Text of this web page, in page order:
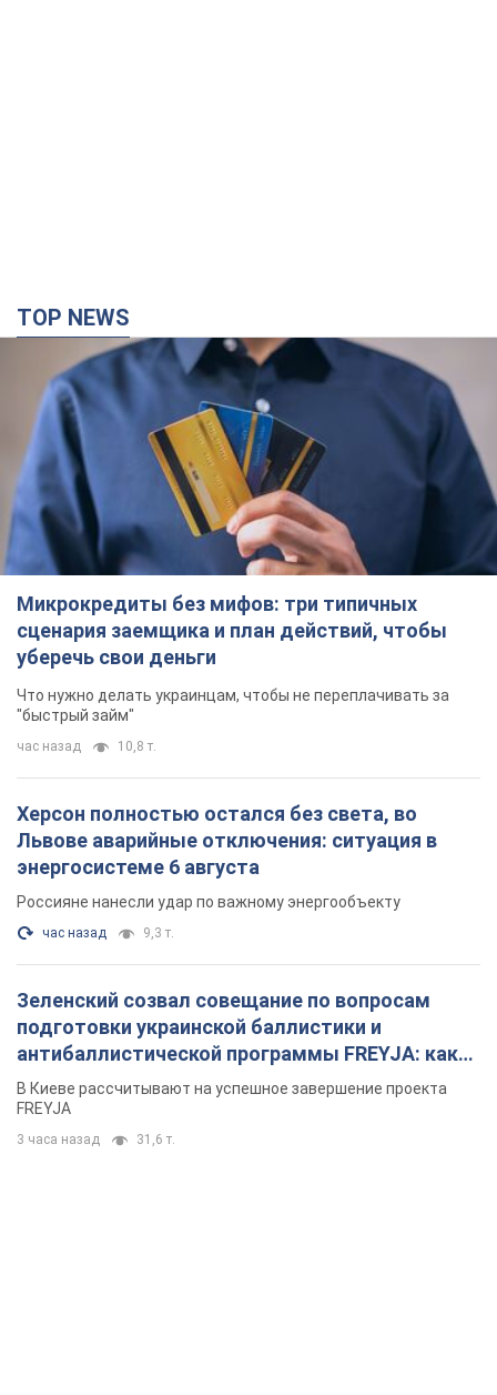
TOP NEWS
Микрокредиты без мифов: три типичных
сценария заемщика и план действий, чтобы
уберечь свои деньги
Что нужно делать украинцам, чтобы не переплачивать за
"быстрый займ"
час назад 10,8 т.
Херсон полностью остался без света, во
Львове аварийные отключения: ситуация в
энергосистеме 6 августа
Россияне нанесли удар по важному энергообъекту
час назад 9,3 т.
Зеленский созвал совещание по вопросам
подготовки украинской баллистики и
антибаллистической программы FREYJA: какие
решения готовятся
В Киеве рассчитывают на успешное завершение проекта
FREYJA
3 часа назад 31,6 т.